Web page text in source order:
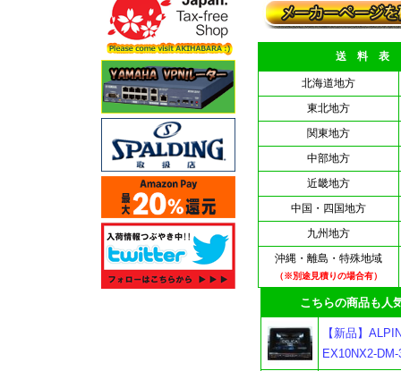
送 料 表
北海道地方
東北地方
関東地方
中部地方
近畿地方
中国・四国地方
九州地方
沖縄・離島・特殊地域
（※別途見積りの場合有）
こちらの商品も人気
【新品】
EX10NX2-